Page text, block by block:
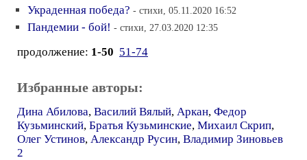
Украденная победа? - стихи, 05.11.2020 16:52
Пандемии - бой! - стихи, 27.03.2020 12:35
продолжение: 1-50 51-74
Избранные авторы:
Дина Абилова, Василий Вялый, Аркан, Федор
Кузьминский, Братья Кузьминские, Михаил Скрип,
Олег Устинов, Александр Русин, Владимир Зиновьев
2